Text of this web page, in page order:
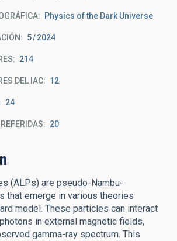
Physics of the Dark Universe
5 2024
214
DEL IAC 12
24
20
(ALPs) are pseudo-Nambu-
that emerge in various theories
model. These particles can interact
in external magnetic fields,
gamma-ray spectrum. This